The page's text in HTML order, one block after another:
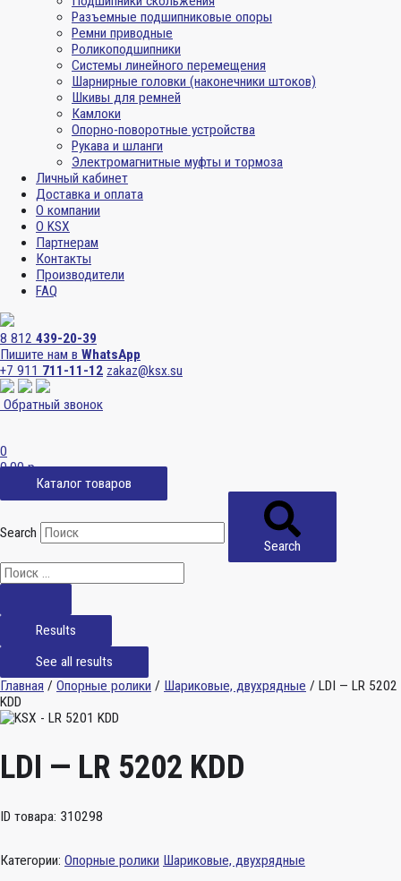
Разъемные подшипниковые опоры
Ремни приводные
Роликоподшипники
Системы линейного перемещения
Шарнирные головки (наконечники штоков)
Шкивы для ремней
Камлоки
Опорно-поворотные устройства
Рукава и шланги
Электромагнитные муфты и тормоза
Личный кабинет
Доставка и оплата
О компании
О KSX
Партнерам
Контакты
Производители
FAQ
8 812 439-20-39
Пишите нам в WhatsApp
+7 911 711-11-12 zakaz@ksx.su
Обратный звонок
0
0,00р.
Каталог товаров
Search
Search
Results
See all results
Главная / Опорные ролики / Шариковые, двухрядные / LDI — LR 5202
KDD
LDI — LR 5202 KDD
ID товара: 310298
Категории: Опорные ролики Шариковые, двухрядные